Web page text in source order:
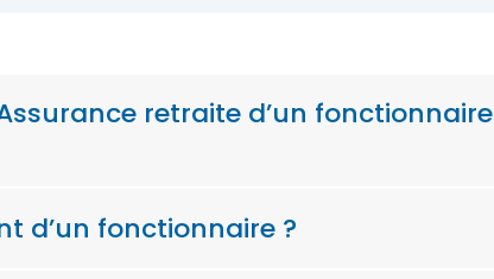
retraite d’un fonctionnaire
d’un fonctionnaire ?